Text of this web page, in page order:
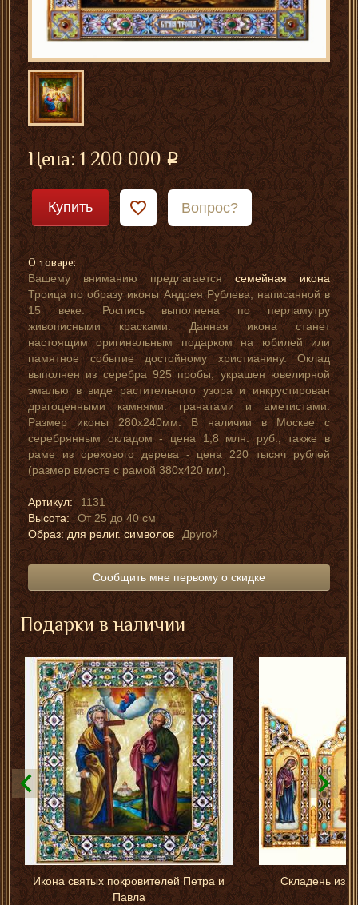
Цена:1 200 000
Купить Вопрос?
О товаре:
Вашему вниманию предлагаетсясемейная икона
Троица по образу иконы Андрея Рублева, написанной в
15 веке. Роспись выполнена по перламутру
живописными красками. Данная икона станет
настоящим оригинальным подарком на юбилей или
памятное событие достойному христианину. Оклад
выполнен из серебра 925 пробы, украшен ювелирной
эмалью в виде растительного узора и инкрустирован
драгоценными камнями: гранатами и аметистами.
Размер иконы 280х240мм. В наличии в Москве с
серебрянным окладом - цена 1,8 млн. руб., также в
раме из орехового дерева - цена 220 тысяч рублей
(размер вместе с рамой 380х420 мм).
Артикул:
1131
Высота:
От 25 до 40 см
Образ: для религ. символов
Другой
Сообщить мне первому о скидке
Подарки в наличии
Икона святых покровителей Петра и
Павла
Складень из